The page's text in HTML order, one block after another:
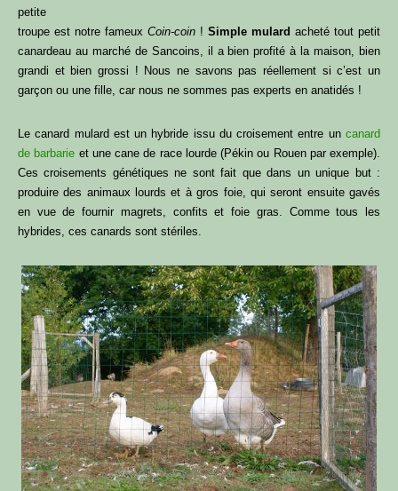
petite
troupe est notre fameux Coin-coin ! Simple mulard acheté tout petit
canardeau au marché de Sancoins, il a bien profité à la maison, bien
grandi et bien grossi ! Nous ne savons pas réellement si c’est un
garçon ou une fille, car nous ne sommes pas experts en anatidés !
Le canard mulard est un hybride issu du croisement entre un canard
de barbarie et une cane de race lourde (Pékin ou Rouen par exemple).
Ces croisements génétiques ne sont fait que dans un unique but :
produire des animaux lourds et à gros foie, qui seront ensuite gavés
en vue de fournir magrets, confits et foie gras. Comme tous les
hybrides, ces canards sont stériles.